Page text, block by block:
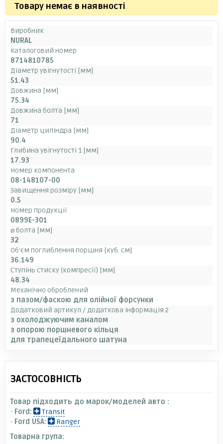
Товару немає в наявності.
Виробник
NURAL
Каталоговий номер
8714810785
Діаметр увігнутості [мм]
51.43
Довжина [мм]
75.34
Довжина болта [мм]
71
Діаметр циліндра [мм]
90.4
Глибина увігнутості 1 [мм]
17.93
Номер компонента
08-148107-00
Завищення розміру [мм]
0.5
Номер продукції
0899E-301
⌀ болта [мм]
32
Об'єм поглиблення поршня [куб. см]
36.149
Ступінь стиску (компресії) [мм]
48.34
Механічно оброблений
з пазом/фаскою для олійної форсунки
Додатковий артикул / додаткова інформація 2
з охолоджуючим каналом
з опорою поршневого кільця
для трапецеїдального шатуна
ЗАСТОСОВНІСТЬ
Товар підходить до марок/моделей авто :
- Ford:
Transit
- Ford USA:
Ranger
Товарна група: